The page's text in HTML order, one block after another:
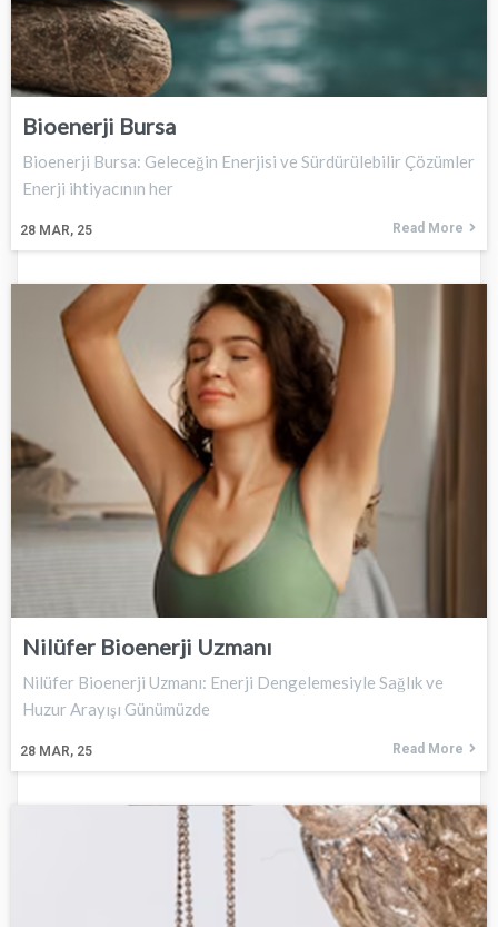
Bioenerji Bursa
28 MAR, 25
Bioenerji Bursa: Geleceğin Enerjisi ve Sürdürülebilir Çözümler
Enerji ihtiyacının her
Read More
Nilüfer Bioenerji Uzmanı
28 MAR, 25
Nilüfer Bioenerji Uzmanı: Enerji Dengelemesiyle Sağlık ve
Huzur Arayışı Günümüzde
Read More